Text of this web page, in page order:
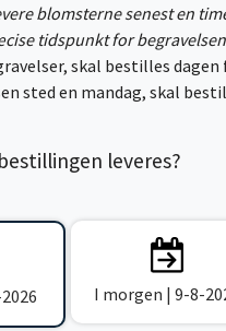
blomsterne senest en
tidspunkt for
skal bestilles dagen
sted en mandag, skal
leveres?
I morgen | 9-8-